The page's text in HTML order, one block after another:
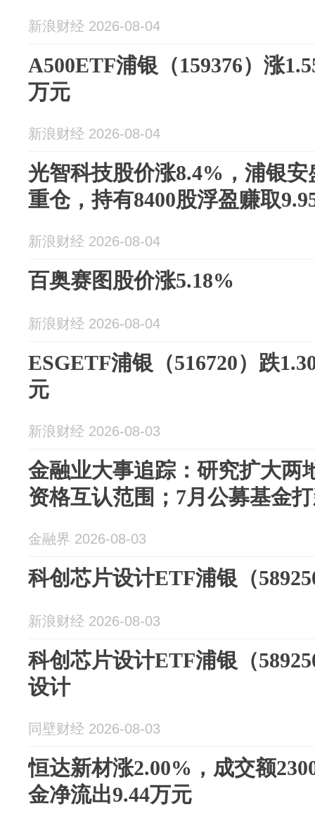
新浪财经 2026-08-04
A500ETF浦银（159376）涨
万元
新浪财经 2026-08-04
光智科技股价涨8.4%，浦银
重仓，持有8400股浮盈赚取
新浪财经 2026-08-04
百奥赛图股价涨5.18%
新浪财经 2026-08-04
ESGETF浦银（516720）跌
元
新浪财经 2026-08-03
金融业大事追踪：研究扩大两
资格互认范围；7月公募基金
金融界 2026-08-03
科创芯片设计ETF浦银（
新浪财经 2026-08-03
科创芯片设计ETF浦银（
设计
同壁财经 2026-08-03
恒达新材涨2.00%，成交额
金净流出9.44万元